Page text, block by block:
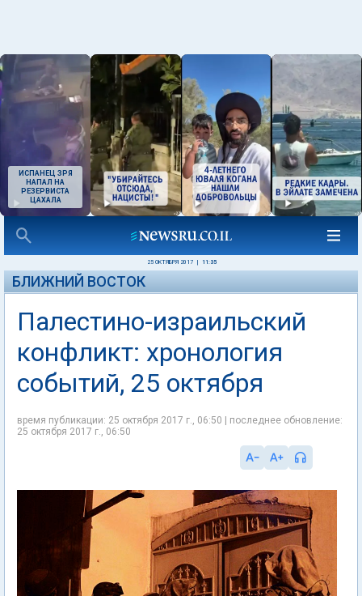
ИСПАНЕЦ ЗРЯ
НАПАЛ НА
РЕЗЕРВИСТА
ЦАХАЛА
25 ОКТЯБРЯ 2017 11:35
БЛИЖНИЙ ВОСТОК
Палестино-израильский
конфликт: хронология
событий, 25 октября
время публикации: 25 октября 2017 г., 06:50 | последнее обновление:
25 октября 2017 г., 06:50